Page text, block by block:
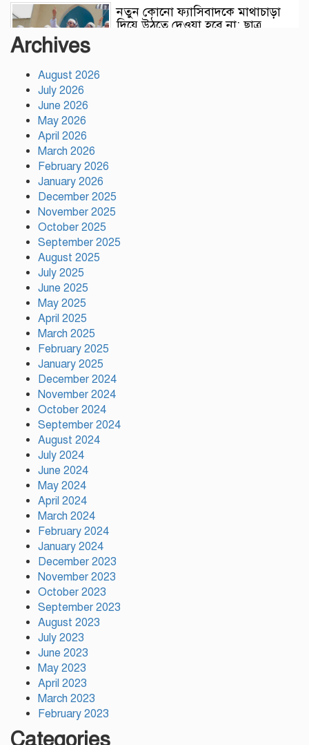
নতুন কোনো ফ্যাসিবাদকে মাথাচাড়া
দিয়ে উঠতে দেওয়া হবে না: ছাত্র
গ্রেপ্তার
Archives
August 2026
July 2026
June 2026
May 2026
April 2026
March 2026
February 2026
January 2026
December 2025
November 2025
October 2025
September 2025
August 2025
July 2025
June 2025
May 2025
April 2025
March 2025
February 2025
January 2025
December 2024
November 2024
October 2024
September 2024
August 2024
July 2024
June 2024
May 2024
April 2024
March 2024
February 2024
January 2024
December 2023
November 2023
October 2023
September 2023
August 2023
July 2023
June 2023
May 2023
April 2023
March 2023
February 2023
Categories